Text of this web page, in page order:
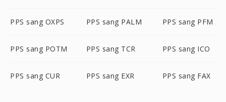
PPS sang OXPS PPS sang PALM PPS sang PFM
PPS sang POTM PPS sang TCR PPS sang ICO
PPS sang CUR PPS sang EXR PPS sang FAX